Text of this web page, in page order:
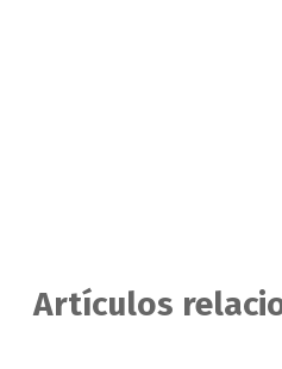
Artículos